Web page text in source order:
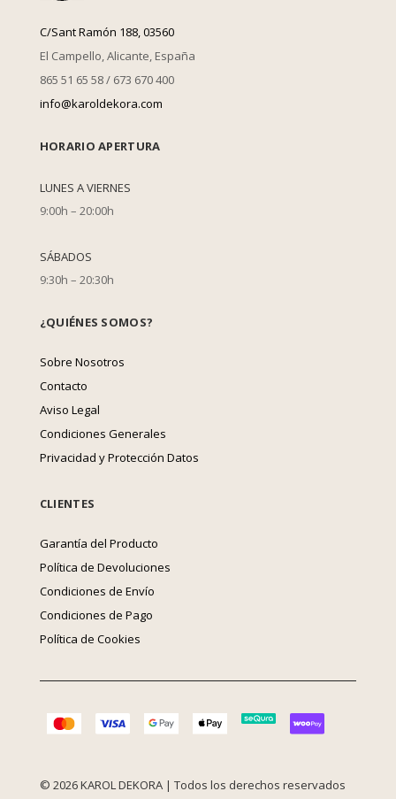
C/Sant Ramón 188, 03560
El Campello, Alicante, España
865 51 65 58 / 673 670 400
info@karoldekora.com
HORARIO APERTURA
LUNES A VIERNES
9:00h – 20:00h
SÁBADOS
9:30h – 20:30h
¿QUIÉNES SOMOS?
Sobre Nosotros
Contacto
Aviso Legal
Condiciones Generales
Privacidad y Protección Datos
CLIENTES
Garantía del Producto
Política de Devoluciones
Condiciones de Envío
Condiciones de Pago
Política de Cookies
© 2026 KAROL DEKORA | Todos los derechos reservados